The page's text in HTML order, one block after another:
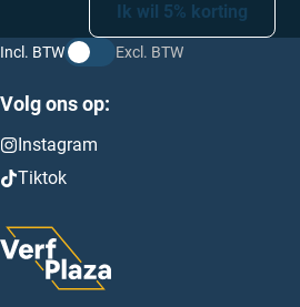
Ik wil 5% korting
Incl. BTW Excl. BTW
Volg ons op:
Instagram
Tiktok